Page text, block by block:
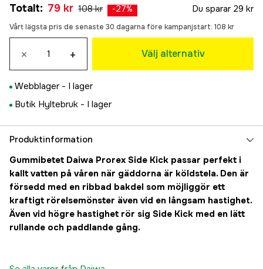
135 kr
Cartoon Pike
135 kr
Slutsåld
Magic Green
Totalt: 79 kr 108 kr -27% Du sparar 29 kr
Vårt lägsta pris de senaste 30 dagarna före kampanjstart: 108 kr
× + Välj alternativ
Webblager - I lager
Butik Hyltebruk - I lager
Produktinformation
Gummibetet Daiwa Prorex Side Kick passar perfekt i
kallt vatten på våren när gäddorna är köldstela. Den är
försedd med en ribbad bakdel som möjliggör ett
kraftigt rörelsemönster även vid en långsam hastighet.
Även vid högre hastighet rör sig Side Kick med en lätt
rullande och paddlande gång.